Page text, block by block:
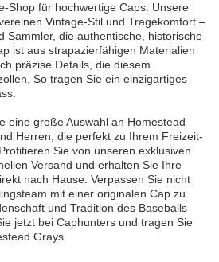
Shop für hochwertige Caps. Unsere
Vintage-Stil und Tragekomfort –
Sammler, die authentische, historische
ist aus strapazierfähigen Materialien
präzise Details, die diesem
So tragen Sie ein einzigartiges
eine große Auswahl an Homestead
Herren, die perfekt zu Ihrem Freizeit-
Sie von unseren exklusiven
Versand und erhalten Sie Ihre
nach Hause. Verpassen Sie nicht
mit einer originalen Cap zu
und Tradition des Baseballs
jetzt bei Caphunters und tragen Sie
Grays.